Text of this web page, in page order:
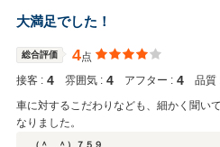
大満足でした！
総合評価 4点
接客 : 4 雰囲気 : 4 アフター : 4 品質
車に対するこだわりなども、細かく聞い
なりました。
（＾＿＾）７５９